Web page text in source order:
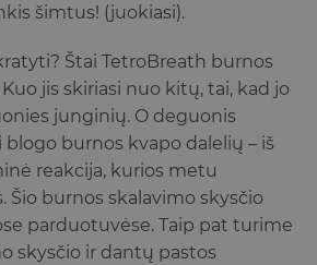
šimtus! (juokiasi).
Štai TetroBreath burnos
jis skiriasi nuo kitų, tai, kad jo
junginių. O deguonis
burnos kvapo dalelių – iš
reakcija, kurios metu
Šio burnos skalavimo skysčio
parduotuvėse. Taip pat turime
skysčio ir dantų pastos